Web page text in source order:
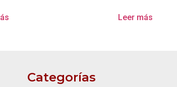
Leer más
Categorías